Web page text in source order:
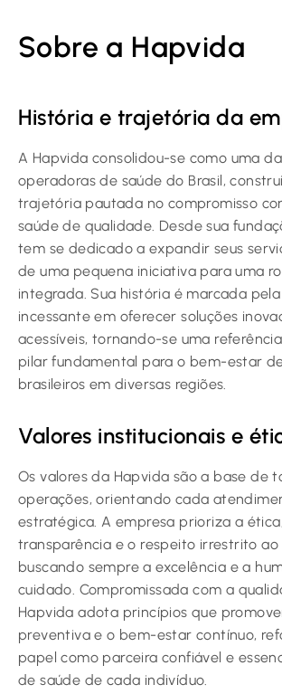
Sobre a Hapvida
História e trajetória da
A Hapvida consolidou-se como uma
operadoras de saúde do Brasil,
trajetória pautada no compromisso
saúde de qualidade. Desde sua
tem se dedicado a expandir seus
de uma pequena iniciativa para uma
integrada. Sua história é marcada
incessante em oferecer soluções
acessíveis, tornando-se uma
pilar fundamental para o bem-estar
brasileiros em diversas regiões.
Valores institucionais e
Os valores da Hapvida são a base de
operações, orientando cada
estratégica. A empresa prioriza a
transparência e o respeito irrestrito ao
buscando sempre a excelência e a
cuidado. Compromissada com a
Hapvida adota princípios que
preventiva e o bem-estar contínuo,
papel como parceira confiável e
de saúde de cada indivíduo.